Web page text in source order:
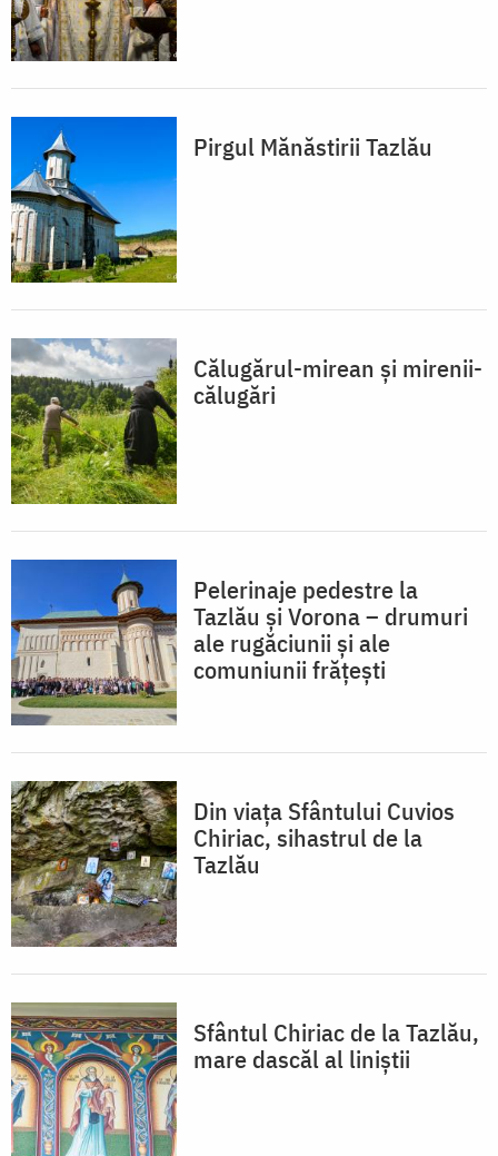
Pirgul Mănăstirii Tazlău
Călugărul-mirean și mirenii-
călugări
Pelerinaje pedestre la
Tazlău și Vorona – drumuri
ale rugăciunii și ale
comuniunii frățești
Din viața Sfântului Cuvios
Chiriac, sihastrul de la
Tazlău
Sfântul Chiriac de la Tazlău,
mare dascăl al liniștii